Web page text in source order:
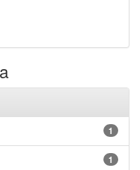
1
1